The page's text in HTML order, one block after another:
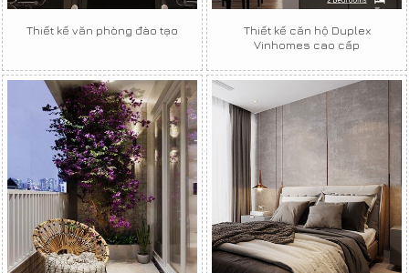
Thiết kế văn phòng đào tạo
Thiết kế căn hộ Duplex
Vinhomes cao cấp